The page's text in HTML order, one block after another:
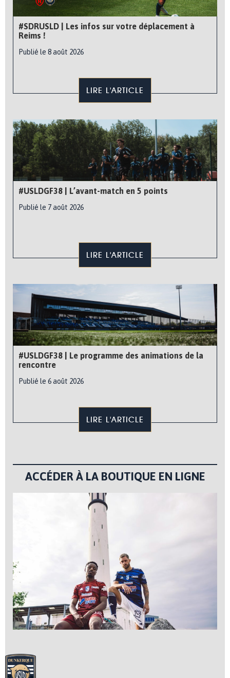
#SDRUSLD | Les infos sur votre déplacement à
Reims !
Publié le 8 août 2026
LIRE L'ARTICLE
#USLDGF38 | L’avant-match en 5 points
Publié le 7 août 2026
LIRE L'ARTICLE
#USLDGF38 | Le programme des animations de la
rencontre
Publié le 6 août 2026
LIRE L'ARTICLE
ACCÉDER À LA BOUTIQUE EN LIGNE